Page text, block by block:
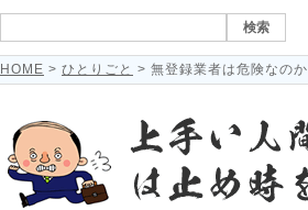
HOME > ひとりごと > 無登録業者は危険なのか